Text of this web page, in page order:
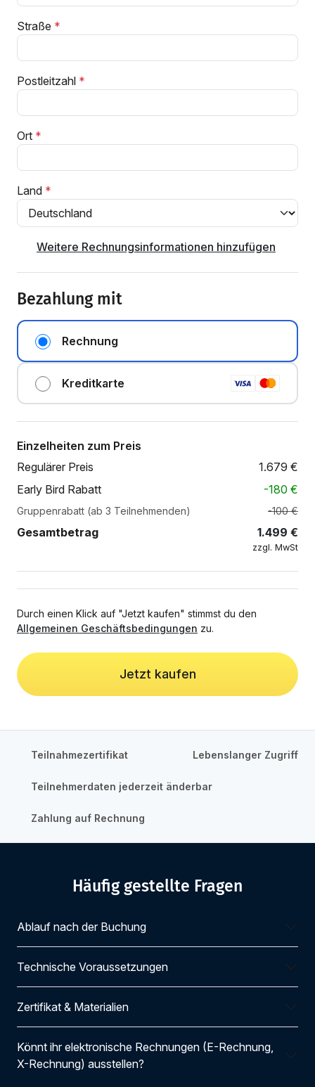
Straße
Postleitzahl
Ort
Land
Weitere Rechnungsinformationen hinzufügen
Bezahlung mit
Rechnung
Kreditkarte
Einzelheiten zum Preis
Regulärer Preis
1.679 €
Early Bird Rabatt
-180 €
Gruppenrabatt (ab 3 Teilnehmenden) -100 €
Gesamtbetrag 1.499 €
zzgl. MwSt
Durch einen Klick auf "Jetzt kaufen" stimmst du den
Allgemeinen Geschäftsbedingungen zu.
Jetzt kaufen
Teilnahmezertifikat Lebenslanger Zugriff
Teilnehmerdaten jederzeit änderbar
Zahlung auf Rechnung
Häufig gestellte Fragen
Ablauf nach der Buchung
Technische Voraussetzungen
Zertifikat & Materialien
Könnt ihr elektronische Rechnungen (E-Rechnung,
X-Rechnung) ausstellen?